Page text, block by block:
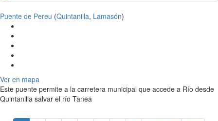
Puente de Pereu (Quintanilla, Lamasón)
Ver en mapa
Este puente permite a la carretera municipal que accede a Río desde
Quintanilla salvar el río Tanea